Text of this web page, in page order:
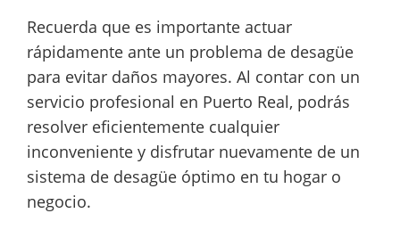
Recuerda que es importante actuar
rápidamente ante un problema de desagüe
para evitar daños mayores. Al contar con un
servicio profesional en Puerto Real, podrás
resolver eficientemente cualquier
inconveniente y disfrutar nuevamente de un
sistema de desagüe óptimo en tu hogar o
negocio.